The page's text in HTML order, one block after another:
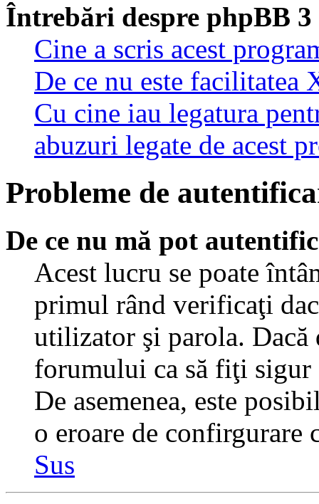
Întrebări despre phpBB 3
Cine a scris acest
De ce nu este facilitatea
Cu cine iau legatura
abuzuri legate de acest
Probleme de
De ce nu mă pot
Acest lucru se poate
primul rând verificaţi
utilizator şi parola. Dacă
forumului ca să fiţi
De asemenea, este
o eroare de confirgurare
Sus